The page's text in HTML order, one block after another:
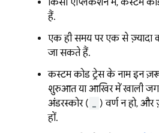
किसी ऐप्लिकेशन में, कस्टम
हैं.
एक ही समय पर एक से ज़्यादा
जा सकते हैं.
कस्टम कोड ट्रेस के नाम इन
शुरुआत या आखिर में खाली
अंडरस्कोर (
) वर्ण न हो, और
हों.